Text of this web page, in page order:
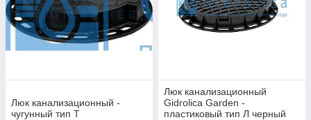
Люк канализационный -
чугунный тип Т
Люк канализационный
Gidrolica Garden -
пластиковый тип Л черный